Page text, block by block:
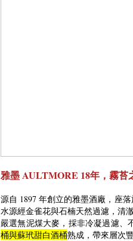
雅墨 AULTMORE 18年，霧苔
源自 1897 年創立的雅墨酒廠，座
水源經金雀花與石楠天然過濾，清
嚴選無泥煤大麥，採非冷凝過濾、
桶與蘇玳甜白酒桶熟成，帶來層次